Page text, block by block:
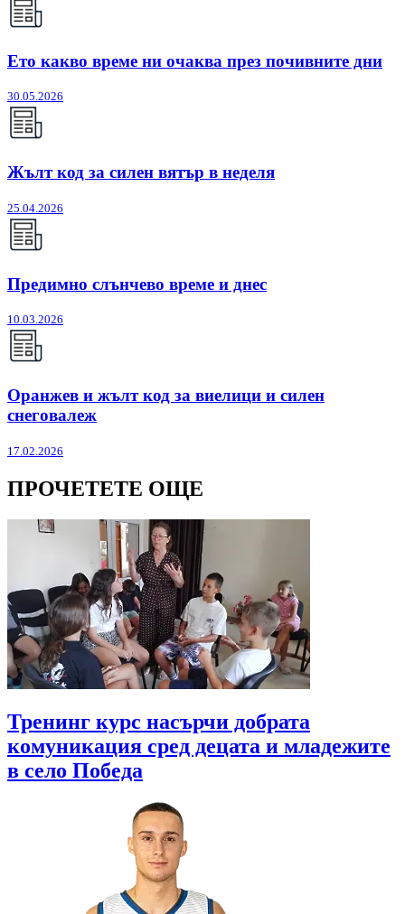
Ето какво време ни очаква през почивните дни
30.05.2026
Жълт код за силен вятър в неделя
25.04.2026
Предимно слънчево време и днес
10.03.2026
Оранжев и жълт код за виелици и силен
снеговалеж
17.02.2026
ПРОЧЕТЕТЕ ОЩЕ
Тренинг курс насърчи добрата
комуникация сред децата и младежите
в село Победа